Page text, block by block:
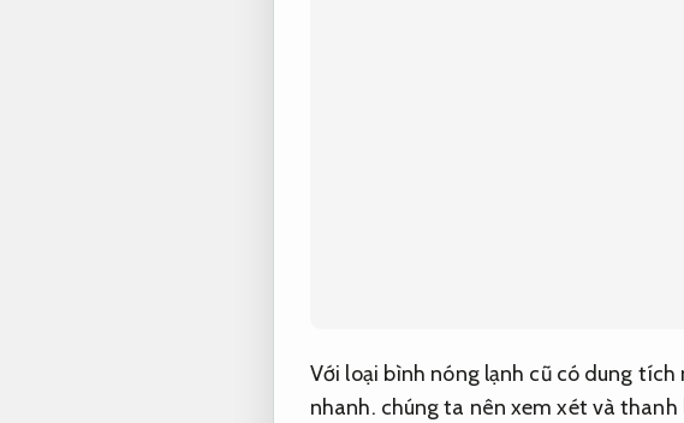
Với loại bình nóng lạnh cũ có dung
nhanh. chúng ta nên xem xét và